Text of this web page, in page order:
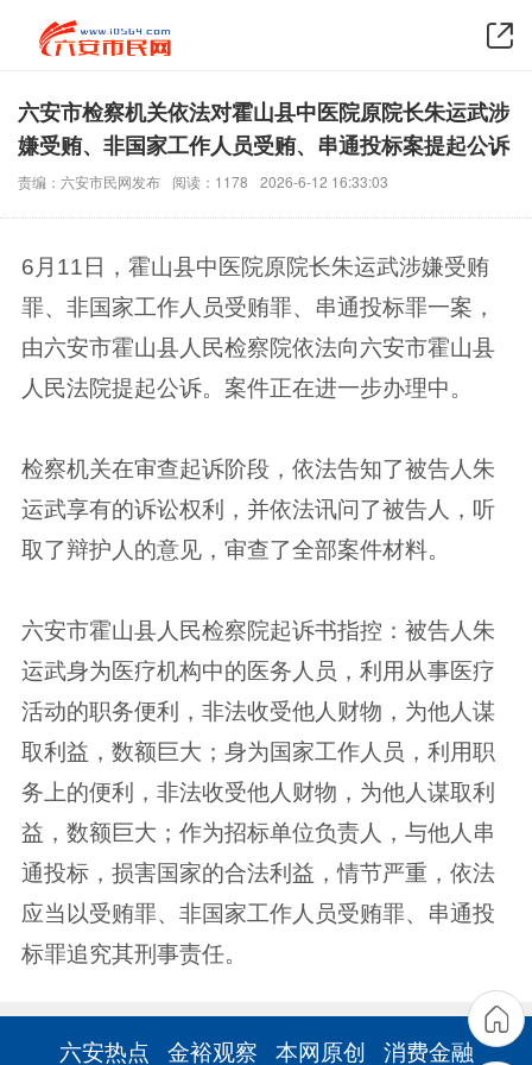
六安市检察机关依法对霍山县中医院原院长朱运武涉
嫌受贿、非国家工作人员受贿、串通投标案提起公诉
责编：六安市民网发布 阅读：1178 2026-6-12 16:33:03
6月11日，霍山县中医院原院长朱运武涉嫌受贿
罪、非国家工作人员受贿罪、串通投标罪一案，
由六安市霍山县人民检察院依法向六安市霍山县
人民法院提起公诉。案件正在进一步办理中。
检察机关在审查起诉阶段，依法告知了被告人朱
运武享有的诉讼权利，并依法讯问了被告人，听
取了辩护人的意见，审查了全部案件材料。
六安市霍山县人民检察院起诉书指控：被告人朱
运武身为医疗机构中的医务人员，利用从事医疗
活动的职务便利，非法收受他人财物，为他人谋
取利益，数额巨大；身为国家工作人员，利用职
务上的便利，非法收受他人财物，为他人谋取利
益，数额巨大；作为招标单位负责人，与他人串
通投标，损害国家的合法利益，情节严重，依法
应当以受贿罪、非国家工作人员受贿罪、串通投
标罪追究其刑事责任。
六安热点 金裕观察 本网原创 消费金融